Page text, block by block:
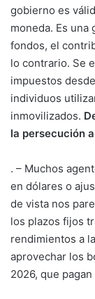
gobierno es
moneda. Es una
fondos, el
lo contrario. Se
impuestos
individuos
inmovilizados.
la persecución
. – Muchos
en dólares o
de vista nos
los plazos fijos
rendimientos a
aprovechar los
2026, que